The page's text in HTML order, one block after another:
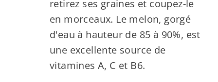
retirez ses graines et coupez-le
en morceaux. Le melon, gorgé
d'eau à hauteur de 85 à 90%, est
une excellente source de
vitamines A, C et B6.